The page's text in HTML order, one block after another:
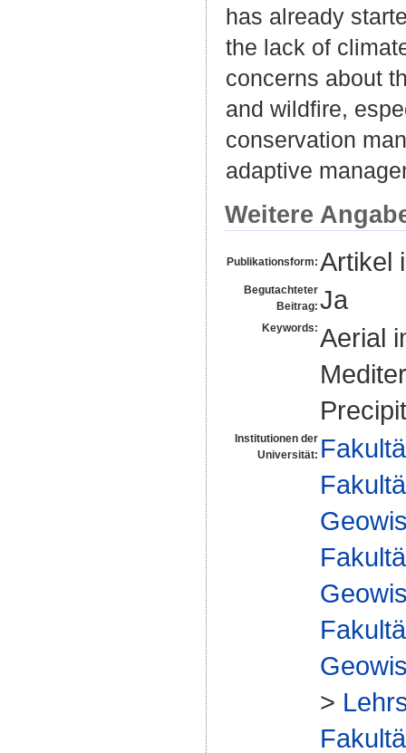
has already
the lack of
concerns about
and wildfire,
conservation
adaptive
Weitere
Publikationsform: Artikel
Begutachteter
Beitrag: Ja
Keywords: Aerial
Institutionen der
Universität:
>